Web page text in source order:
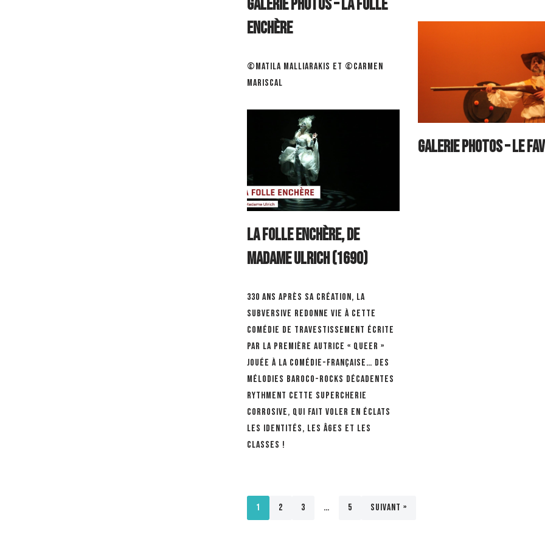
GALERIE PHOTOS – La Folle
Enchère
©Matila Malliarakis et ©Carmen
Mariscal
GALERIE PHOTOS – Le
La Folle Enchère, de
Madame Ulrich (1690)
330 ans après sa création, La
Subversive redonne vie à cette
comédie de travestissement écrite
par la première autrice « queer »
jouée à la Comédie-Française… Des
mélodies baroco-rocks décadentes
rythment cette supercherie
corrosive, qui fait voler en éclats
les identités, les âges et les
classes !
1 2 3 … 5 Suivant »